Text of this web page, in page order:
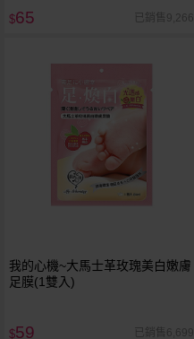
$65 已銷售9,266
我的心機~大馬士革玫瑰美白嫩膚
足膜(1雙入)
$59 已銷售6,699